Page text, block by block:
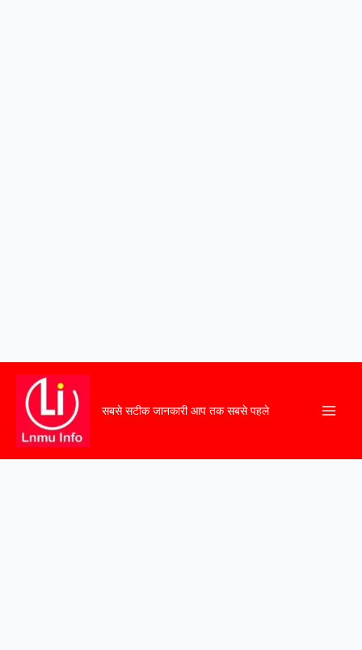
सबसे सटीक जानकारी आप तक सबसे पहले